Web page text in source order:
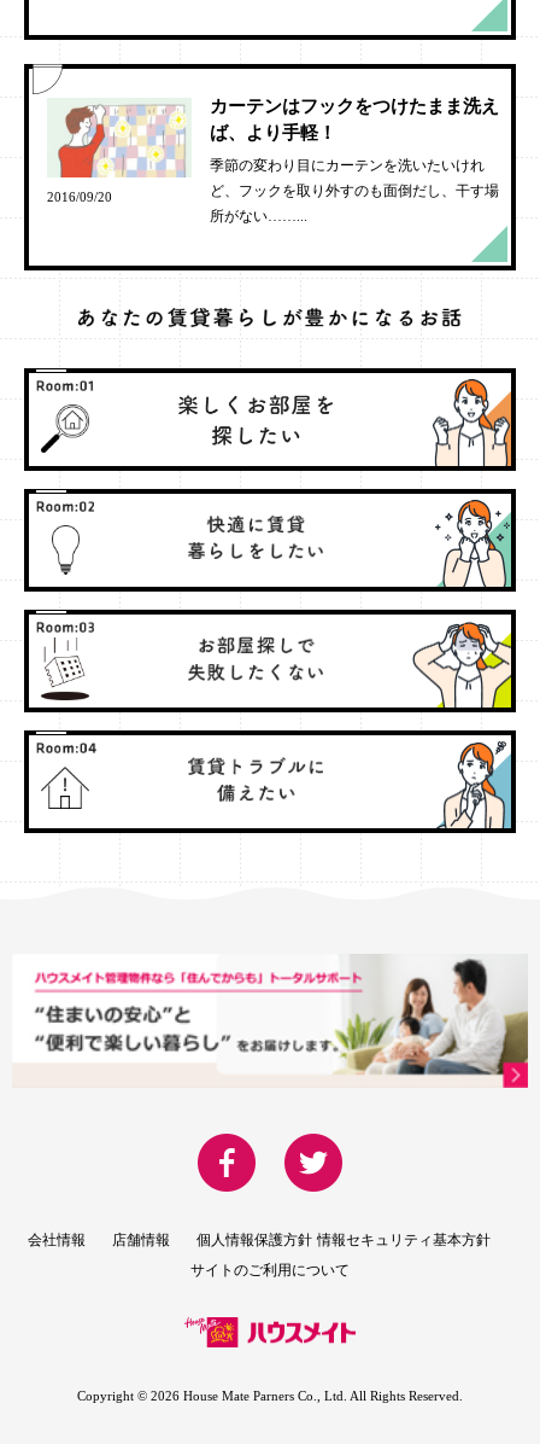
2016/09/20
カーテンはフックをつけたまま洗え
ば、より手軽！
季節の変わり目にカーテンを洗いたいけれ
ど、フックを取り外すのも面倒だし、干す場
所がない……...
会社情報 店舗情報 個人情報保護方針 情報セキュリティ基本方針
サイトのご利用について
Copyright © 2026 House Mate Parners Co., Ltd. All Rights Reserved.